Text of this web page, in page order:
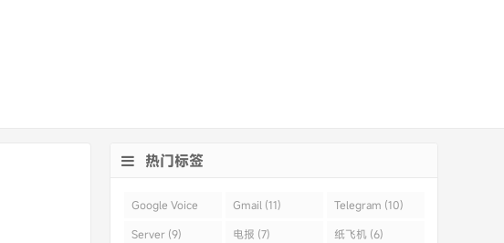
热门标签
Google Voice
(43)
Gmail (11) Telegram (10)
Server (9) 电报 (7) 纸飞机 (6)